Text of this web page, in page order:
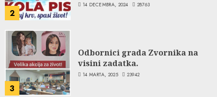
2
14 DECEMBRA, 2024 28763
3
Odbornici grada Zvornika na
visini zadatka.
14 MARTA, 2025 23942